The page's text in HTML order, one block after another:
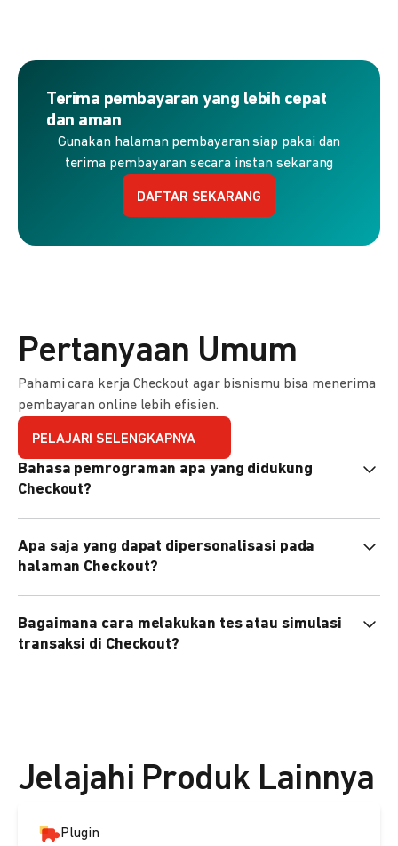
Terima pembayaran yang lebih cepat
dan aman
Gunakan halaman pembayaran siap pakai dan
terima pembayaran secara instan sekarang
DAFTAR SEKARANG
Pertanyaan Umum
Pahami cara kerja Checkout agar bisnismu bisa menerima
pembayaran online lebih efisien.
PELAJARI SELENGKAPNYA
Bahasa pemrograman apa yang didukung
Checkout?
PHP, Node.js, Go, dll).
Apa saja yang dapat dipersonalisasi pada
halaman Checkout?
preferensi bahasa, dan urutan metode pembayaran sesuai
kebutuhan brand Anda.
Bagaimana cara melakukan tes atau simulasi
transaksi di Checkout?
Jelajahi Produk Lainnya
Plugin